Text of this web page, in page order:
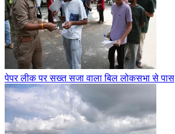
पेपर लीक पर सख्त सजा वाला बिल लोकसभा से पास